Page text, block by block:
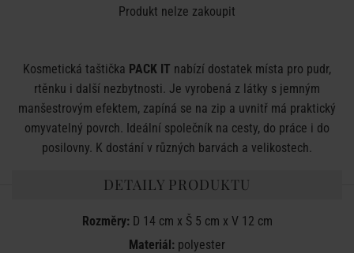
Produkt nelze zakoupit
Kosmetická taštička PACK IT nabízí dostatek místa pro pudr,
rtěnku i další nezbytnosti. Je vyrobená z látky s jemným
manšestrovým efektem, zapíná se na zip a uvnitř má praktický
omyvatelný povrch. Ideální společník na cesty, do práce i do
posilovny. K dostání v různých barvách a velikostech.
DETAILY PRODUKTU
Rozměry:D 14 cm x Š 5 cm x V 12 cm
Materiál: polyester